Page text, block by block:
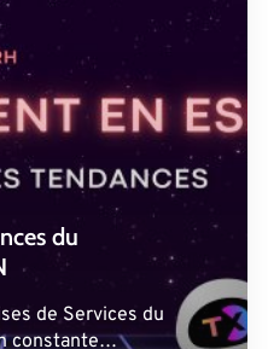
du
de Services du
constante…